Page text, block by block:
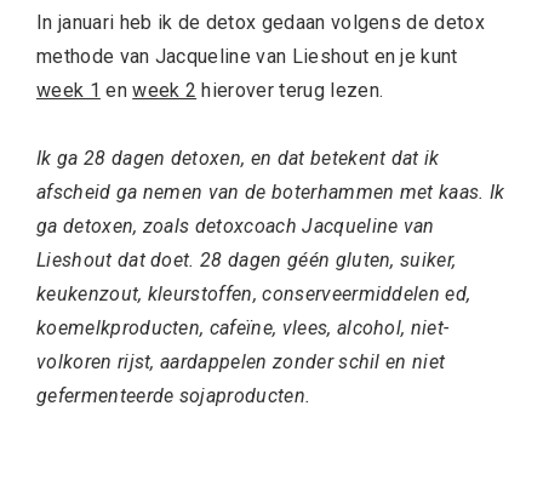
In januari heb ik de detox gedaan volgens de detox
methode van Jacqueline van Lieshout en je kunt
week 1 enweek 2 hierover terug lezen.
Ik ga 28 dagen detoxen, en dat betekent dat ik
afscheid ga nemen van de boterhammen met kaas. Ik
ga detoxen, zoals detoxcoach Jacqueline van
Lieshout dat doet. 28 dagen géén gluten, suiker,
keukenzout, kleurstoffen, conserveermiddelen ed,
koemelkproducten, cafeïne, vlees, alcohol, niet-
volkoren rijst, aardappelen zonder schil en niet
gefermenteerde sojaproducten.